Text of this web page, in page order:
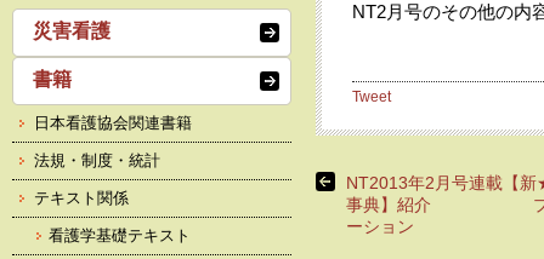
NT2月号のその他の内
Tweet
NT2013年2月号連載【
事典】紹介 プ
ーション
災害看護
書籍
日本看護協会関連書籍
法規・制度・統計
テキスト関係
看護学基礎テキスト